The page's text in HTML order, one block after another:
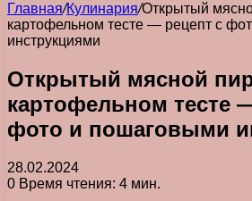
Главная/Кулинария/Открытый
картофельном тесте — рецепт с
инструкциями
Открытый мясной
картофельном тесте
фото и пошаговыми
28.02.2024
0 Время чтения: 4 мин.